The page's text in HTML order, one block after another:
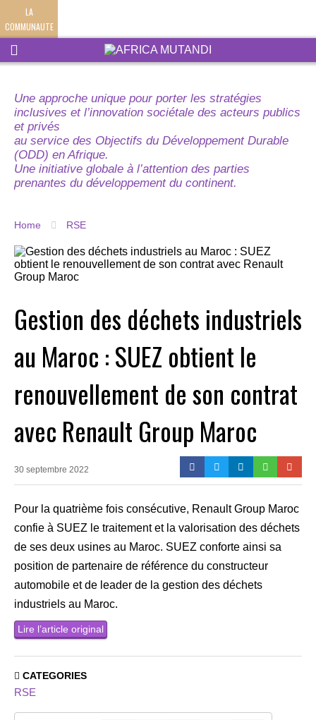
LA
COMMUNAUTE
Une approche unique pour porter les stratégies
inclusives et l’innovation sociétale des acteurs publics
et privés
au service des Objectifs du Développement Durable
(ODD) en Afrique.
Une initiative globale à l’attention des parties
prenantes du développement du continent.
Home RSE
Gestion des déchets industriels
au Maroc : SUEZ obtient le
renouvellement de son contrat
avec Renault Group Maroc
30 septembre 2022
Pour la quatrième fois consécutive, Renault Group Maroc
confie à SUEZ le traitement et la valorisation des déchets
de ses deux usines au Maroc. SUEZ conforte ainsi sa
position de partenaire de référence du constructeur
automobile et de leader de la gestion des déchets
industriels au Maroc.
Lire l’article original
CATEGORIES
RSE